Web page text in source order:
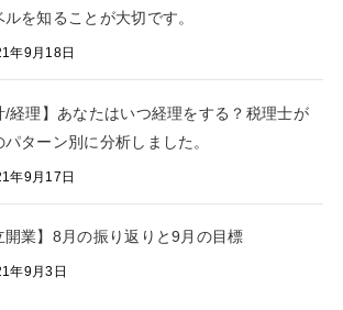
ルを知ることが大切です。
年9月18日
/経理】あなたはいつ経理をする？税理士が
パターン別に分析しました。
年9月17日
開業】8月の振り返りと9月の目標
年9月3日